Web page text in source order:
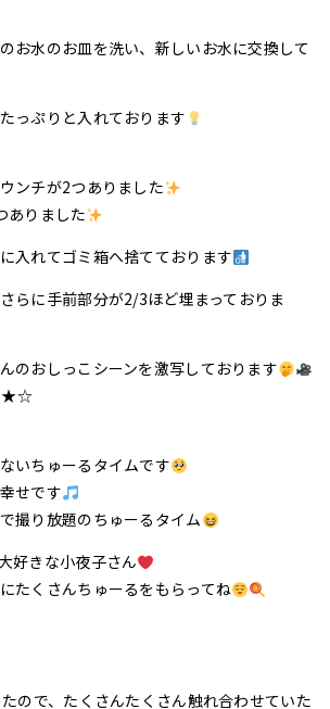
お水のお皿を洗い、新しいお水に交換して
っぷりと入れております
ンチが2つありました
ありました
入れてゴミ箱へ捨てております
らに手前部分が2/3ほど埋まっておりま
おしっこシーンを激写しております
★☆
いちゅーるタイムです
せです
撮り放題のちゅーるタイム
好きな小夜子さん
たくさんちゅーるをもらってね
ので、たくさんたくさん触れ合わせていた